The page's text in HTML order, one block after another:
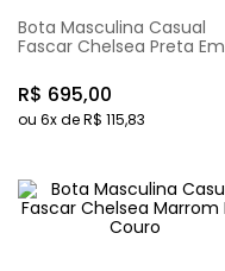
Bota Masculina Casual
Fascar Chelsea Preta Em
R$ 695,00
ou 6x deR$ 115,83